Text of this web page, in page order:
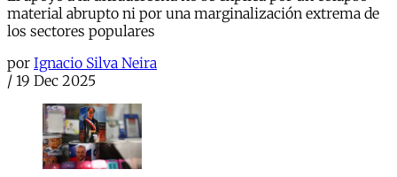
material abrupto ni por una marginalización extrema de
los sectores populares
por Ignacio Silva Neira
/ 19 Dec 2025